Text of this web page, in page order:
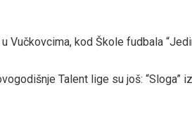
Vučkovcima, kod Škole fudbala
Talent lige su još: “Sloga”